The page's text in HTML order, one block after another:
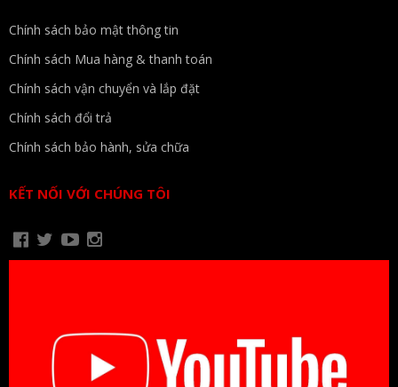
Chính sách bảo mật thông tin
Chính sách Mua hàng & thanh toán
Chính sách vận chuyển và lắp đặt
Chính sách đổi trả
Chính sách bảo hành, sửa chữa
KẾT NỐI VỚI CHÚNG TÔI